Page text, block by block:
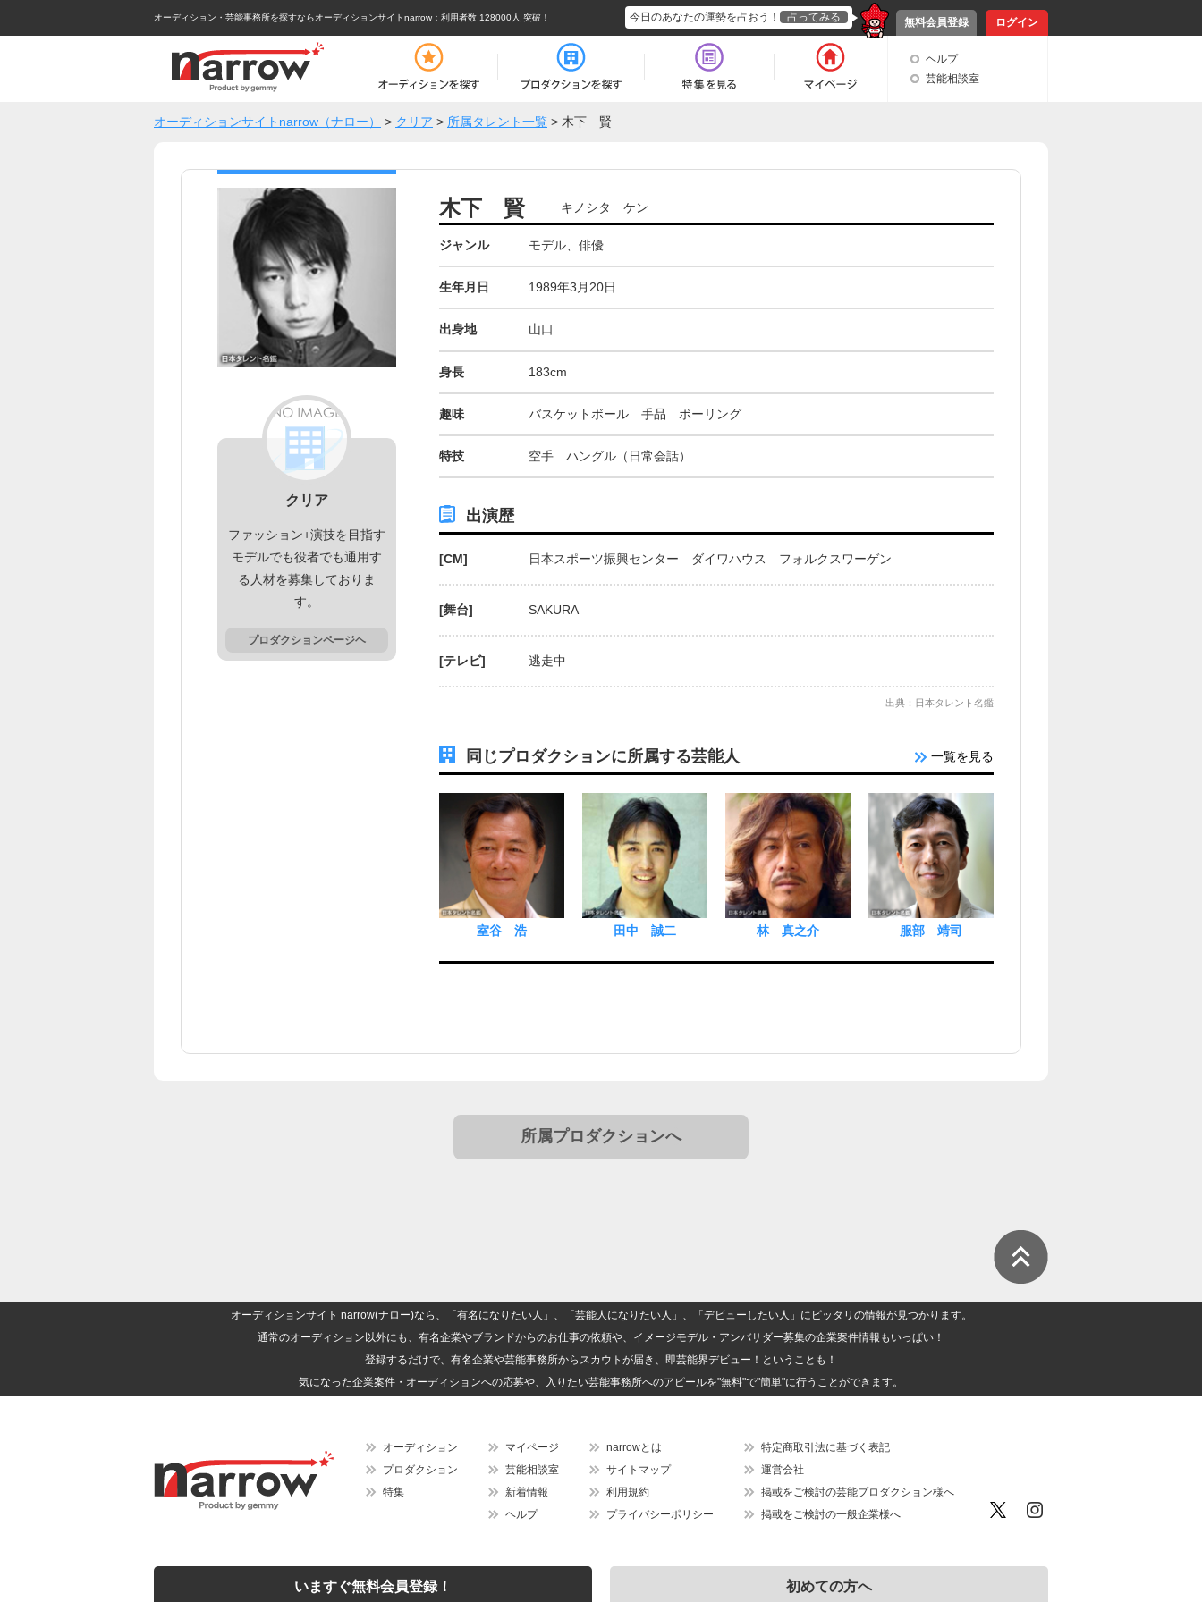
オーディション・芸能事務所を探すならオーディションサイトnarrow ：利用者数 128000人 突破！ 無料会員登録 ログイン
今日のあなたの運勢を占おう！ 占ってみる
ヘルプ
芸能相談室
オーディションサイトnarrow（ナロー） > クリア > 所属タレント一覧 > 木下 賢
クリア
ファッション+演技を目指す
モデルでも役者でも通用す
る人材を募集しておりま
す。
プロダクションページヘ
木下 賢 キノシタ ケン
ジャンル モデル、俳優
生年月日 1989年3月20日
出身地 山口
身長 183cm
趣味 バスケットボール 手品 ボーリング
特技 空手 ハングル（日常会話）
出演歴
[CM] 日本スポーツ振興センター ダイワハウス フォルクスワーゲン
[舞台] SAKURA
[テレビ] 逃走中
出典：日本タレント名鑑
同じプロダクションに所属する芸能人 一覧を見る
室谷 浩 田中 誠二 林 真之介 服部 靖司
所属プロダクションへ
オーディションサイト narrow(ナロー)なら、「有名になりたい人」、「芸能人になりたい人」、「デビューしたい人」にピッタリの情報が見つかります。
通常のオーディション以外にも、有名企業やブランドからのお仕事の依頼や、イメージモデル・アンバサダー募集の企業案件情報もいっぱい！
登録するだけで、有名企業や芸能事務所からスカウトが届き、即芸能界デビュー！ということも！
気になった企業案件・オーディションへの応募や、入りたい芸能事務所へのアピールを"無料"で"簡単"に行うことができます。
オーディション
プロダクション
特集
マイページ
芸能相談室
新着情報
ヘルプ
narrowとは
サイトマップ
利用規約
プライバシーポリシー
特定商取引法に基づく表記
運営会社
掲載をご検討の芸能プロダクション様へ
掲載をご検討の一般企業様へ
いますぐ無料会員登録！ 初めての方へ